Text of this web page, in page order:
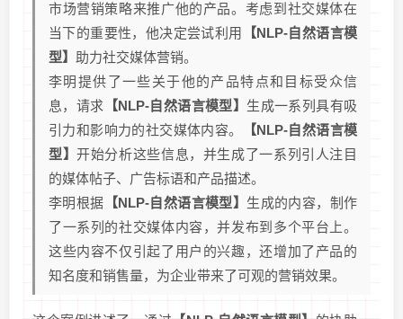
市场营销策略来推广他的产品。考虑到社交媒体在
当下的重要性，他决定尝试利用
【NLP-自然语言模
型】
助力社交媒体营销。
李明提供了一些关于他的产品特点和目标受众信
息，请求 【NLP-自然语言模型】 生成一系列具有吸
引力和影响力的社交媒体内容。
【NLP-自然语言模
型】开始分析这些信息，并生成了一系列引人注目
的媒体帖子、广告标语和产品描述。
李明根据 【NLP-自然语言模型】 生成的内容，制作
了一系列的社交媒体内容，并发布到多个平台上。
这些内容不仅引起了用户的兴趣，还增加了产品的
知名度和销售量，为企业带来了可观的营销效果。